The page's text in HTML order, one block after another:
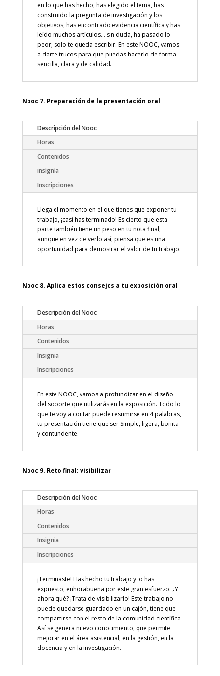
en lo que has hecho, has elegido el tema, has
construido la pregunta de investigación y los
objetivos, has encontrado evidencia científica y has
leído muchos artículos… sin duda, ha pasado lo
peor; solo te queda escribir. En este NOOC, vamos
a darte trucos para que puedas hacerlo de forma
sencilla, clara y de calidad.
Nooc 7. Preparación de la presentación oral
Descripción del Nooc
Horas
Contenidos
Insignia
Inscripciones
Llega el momento en el que tienes que exponer tu
trabajo, ¡casi has terminado! Es cierto que esta
parte también tiene un peso en tu nota final,
aunque en vez de verlo así, piensa que es una
oportunidad para demostrar el valor de tu trabajo.
Nooc 8. Aplica estos consejos a tu exposición oral
Descripción del Nooc
Horas
Contenidos
Insignia
Inscripciones
En este NOOC, vamos a profundizar en el diseño
del soporte que utilizarás en la exposición. Todo lo
que te voy a contar puede resumirse en 4 palabras,
tu presentación tiene que ser Simple, ligera, bonita
y contundente.
Nooc 9. Reto final: visibilizar
Descripción del Nooc
Horas
Contenidos
Insignia
Inscripciones
¡Terminaste! Has hecho tu trabajo y lo has
expuesto, enhorabuena por este gran esfuerzo. ¿Y
ahora qué? ¡Trata de visibilizarlo! Este trabajo no
puede quedarse guardado en un cajón, tiene que
compartirse con el resto de la comunidad científica.
Así se genera nuevo conocimiento, que permite
mejorar en el área asistencial, en la gestión, en la
docencia y en la investigación.